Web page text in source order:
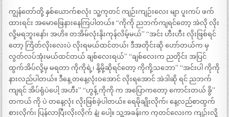
ကျွန်တော်တို့ နှစ်ယောက်စလုံး သူ့ကုတင် ကျဉ်းကျဉ်းလေး မျာ ပူးကပ် ဖက်
ထားရင်း အမောဖြေနားနေကြပါတယ်။ “ကိုကို ညဘက်ကျရင်တော့ အဲလို လိုး
လို့မရဘူးနော်၊ အဟိ။ တအိမ်လုံးနိုးကုန်လိမ့်မယ်” “အင်း ဟီးဟီး လိုးဖြစ်ရင်
တော့ ကြိတ်လိုးလေးပဲ လိုးရမယ်ထင်တယ်၊ ဒီအတိုင်းဆို ဟော်တယ်က မှ
လွတ်လပ်အုံးမယ်ထင်တယ် ချစ်လေးရယ်” “ချစ်လေးက ညတိုင်း အပြင်
ထွက်အိပ်လို့မှ မရတာ ကိုကိုရဲ့၊ နို့မို့ဆိုရင်တော့ ကိုကို့သဘော” “အင်းပါ ကိုကို
နားလည်ပါတယ်။ ဒီနေ့ တနေ့လုံးဝအောင် လိုးရအောင် အဲဒါဆို ရင် ညဘက်
ကျရင် အိပ်ရုံပဲပေါ့ အဟီး” “ဟွန့် ကိုကို က အပြောကတော့ ကောင်းတယ် ခွိ”
တကယ် ကို ပဲ တနေ့လုံး လိုးဖြစ်ခဲ့ပါတယ်။ ရေမိုချိုးလိုက်၊ နေ့လည်စာထွက်
စားလိုက်၊ ပြန်လာပြီးလိုးလိုက် နဲ့၊ ပေါ့။ သူ့အခန်းက ကုတင်လေးက ကျဉ်းလို့